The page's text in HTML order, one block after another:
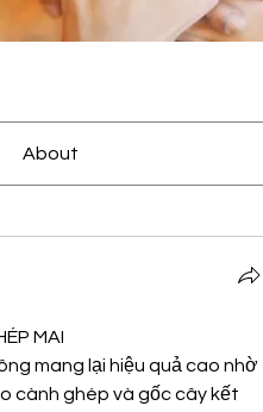
About
MAI
mang lại hiệu quả cao nhờ
cành ghép và gốc cây kết